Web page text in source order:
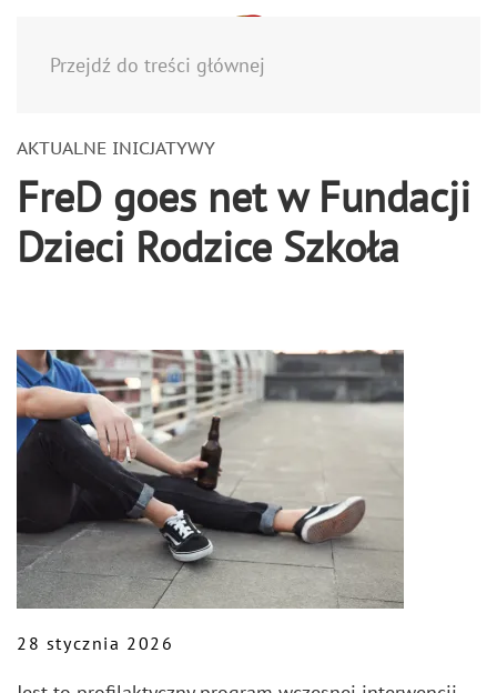
Przejdź do treści głównej
AKTUALNE INICJATYWY
FreD goes net w Fundacji
Dzieci Rodzice Szkoła
28 stycznia 2026